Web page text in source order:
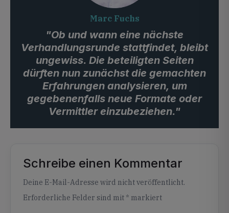
Marc Fuchs
"Ob und wann eine nächste
Verhandlungsrunde stattfindet, bleibt
ungewiss. Die beteiligten Seiten
dürften nun zunächst die gemachten
Erfahrungen analysieren, um
gegebenenfalls neue Formate oder
Vermittler einzubeziehen."
Schreibe einen Kommentar
Deine E-Mail-Adresse wird nicht veröffentlicht.
Erforderliche Felder sind mit * markiert
Alternative: